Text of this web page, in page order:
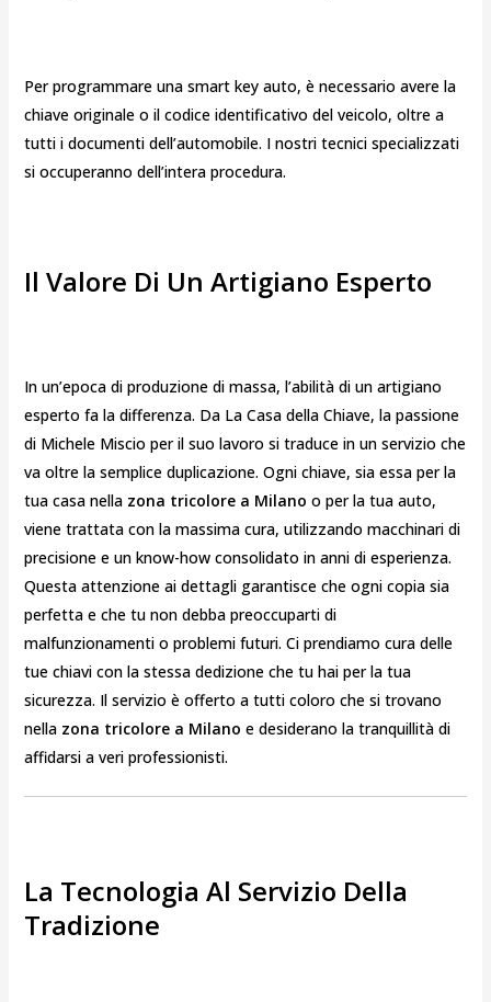
Per programmare una smart key auto, è necessario avere la
chiave originale o il codice identificativo del veicolo, oltre a
tutti i documenti dell’automobile. I nostri tecnici specializzati
si occuperanno dell’intera procedura.
Il Valore Di Un Artigiano Esperto
In un’epoca di produzione di massa, l’abilità di un artigiano
esperto fa la differenza. Da La Casa della Chiave, la passione
di Michele Miscio per il suo lavoro si traduce in un servizio che
va oltre la semplice duplicazione. Ogni chiave, sia essa per la
tua casa nella zona tricolore a Milano o per la tua auto,
viene trattata con la massima cura, utilizzando macchinari di
precisione e un know-how consolidato in anni di esperienza.
Questa attenzione ai dettagli garantisce che ogni copia sia
perfetta e che tu non debba preoccuparti di
malfunzionamenti o problemi futuri. Ci prendiamo cura delle
tue chiavi con la stessa dedizione che tu hai per la tua
sicurezza. Il servizio è offerto a tutti coloro che si trovano
nella zona tricolore a Milano e desiderano la tranquillità di
affidarsi a veri professionisti.
La Tecnologia Al Servizio Della
Tradizione